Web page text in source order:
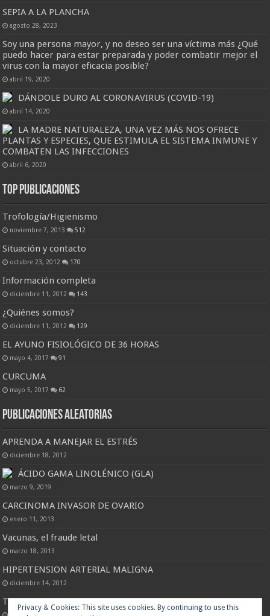
SEPIA A LA PLANCHA
agosto 28, 2023
Soy una persona mayor, y no deseo ser una víctima más ¿Qué
puedo hacer para estar preparada y poder combatir mejor el
virus con la mayor eficacia posible?
abril 19, 2020
DÁNDOLE DURO AL CORONAVIRUS (COVID-19)
abril 14, 2020
LA MADRE NATURALEZA, UNA VEZ MÁS NOS OFRECE
PLANTAS Y ESPECIES, QUE ESTIMULA EL SISTEMA INMUNE Y
COMBATEN LAS INFECCIONES
abril 6, 2020
Top Publicaciones
Trofología/Higienismo
noviembre 7, 2013 512
Situación y contacto
octubre 23, 2012 170
Información completa
diciembre 11, 2012 143
¿Quiénes somos?
diciembre 11, 2012 129
EL AYUNO FISIOLÓGICO DE 36 HORAS
mayo 4, 2017 91
CURCUMA
mayo 5, 2017 62
Publicaciones Aleatorias
APRENDA A MANEJAR EL ESTRÉS
diciembre 18, 2012
ÁCIDO GAMA LINOLÉNICO (GLA)
marzo 9, 2019
CARCINOMA INVASOR DE OVARIO
enero 11, 2013
Vacunas, el fraude letal
marzo 18, 2013
HIPERTENSION ARTERIAL MALIGNA
diciembre 14, 2012
TENDINITIS DEL HOMBRO
Privacy & Cookies: This site uses cookies. By continuing to use this